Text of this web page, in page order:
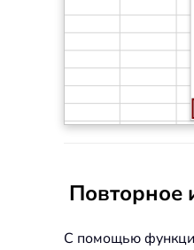
Повторное
С помощью